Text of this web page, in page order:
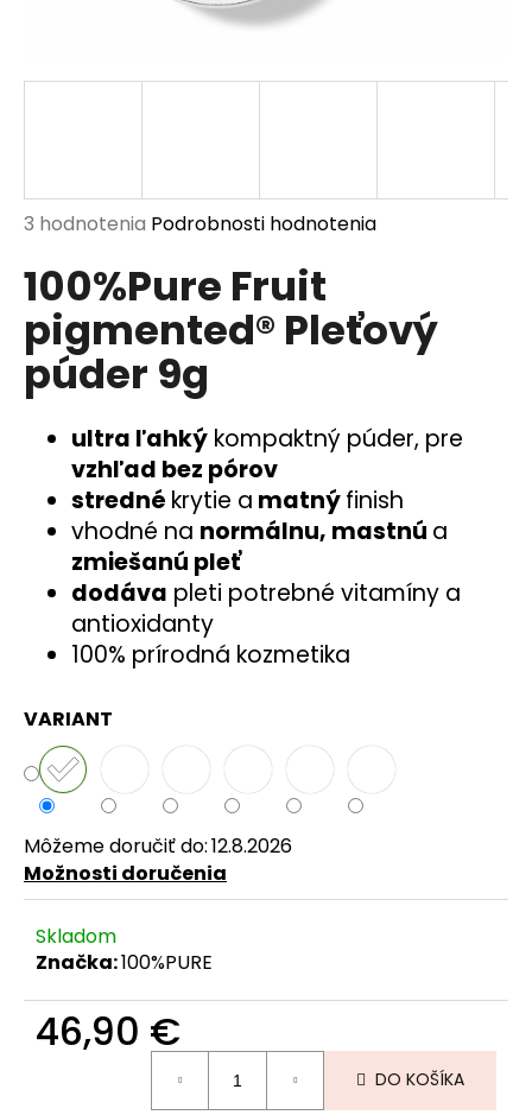
Priemerné
produktu
je
5,0
z
5
hviezdičiek.
3 hodnotenia Podrobnosti hodnotenia
100%Pure Fruit
pigmented® Pleťový
púder 9g
ultra ľahký kompaktný púder, pre
vzhľad bez pórov
stredné krytie a matnýfinish
vhodné na normálnu, mastnú a
zmiešanú pleť
dodáva pleti potrebné vitamíny a
antioxidanty
100% prírodná kozmetika
VARIANT
Môžeme doručiť do:12.8.2026
Možnosti doručenia
Skladom
Značka:100%PURE
46,90 €
DO KOŠÍKA
s
HĽADAŤ
O
m